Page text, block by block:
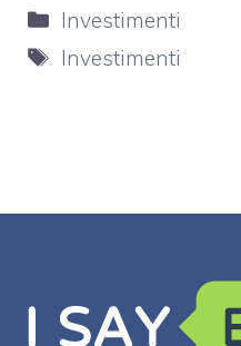
Categorie
Investimenti
Tag
Investimenti